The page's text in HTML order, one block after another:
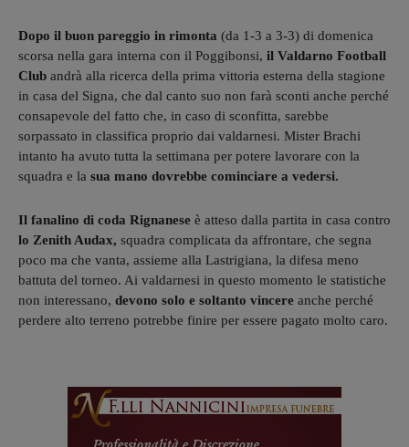
Dopo il buon pareggio in rimonta (da 1-3 a 3-3) di domenica
scorsa nella gara interna con il Poggibonsi, il Valdarno Football
Club andrà alla ricerca della prima vittoria esterna della stagione
in casa del Signa, che dal canto suo non farà sconti anche perché
consapevole del fatto che, in caso di sconfitta, sarebbe
sorpassato in classifica proprio dai valdarnesi. Mister Brachi
intanto ha avuto tutta la settimana per potere lavorare con la
squadra e la sua mano dovrebbe cominciare a vedersi.
Il fanalino di coda Rignanese è atteso dalla partita in casa contro
lo Zenith Audax, squadra complicata da affrontare, che segna
poco ma che vanta, assieme alla Lastrigiana, la difesa meno
battuta del torneo. Ai valdarnesi in questo momento le statistiche
non interessano, devono solo e soltanto vincere anche perché
perdere alto terreno potrebbe finire per essere pagato molto caro.